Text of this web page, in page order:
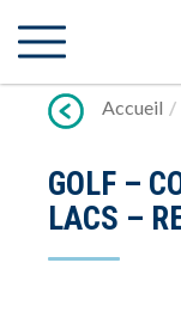
vers
Accueil
GOLF –
LACS –